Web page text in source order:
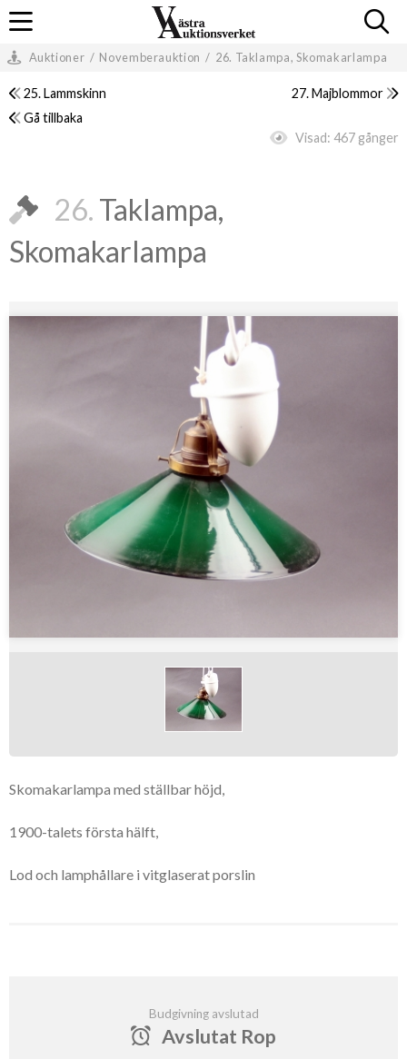
Auktioner / Novemberauktion / 26. Taklampa, Skomakarlampa
25. Lammskinn
27. Majblommor
Gå tillbaka
Visad: 467 gånger
26. Taklampa,
Skomakarlampa
Skomakarlampa med ställbar höjd,
1900-talets första hälft,
Lod och lamphållare i vitglaserat porslin
Budgivning avslutad
Avslutat Rop